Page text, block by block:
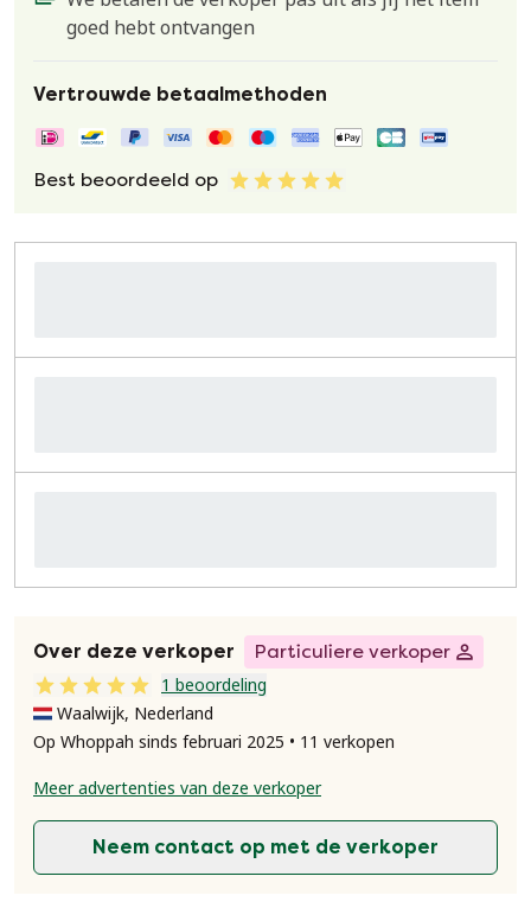
goed hebt ontvangen
Vertrouwde betaalmethoden
Best beoordeeld op
Over deze verkoper
Particuliere verkoper
1 beoordeling
Waalwijk, Nederland
Op Whoppah sinds februari 2025 • 11 verkopen
Meer advertenties van deze verkoper
Neem contact op met de verkoper